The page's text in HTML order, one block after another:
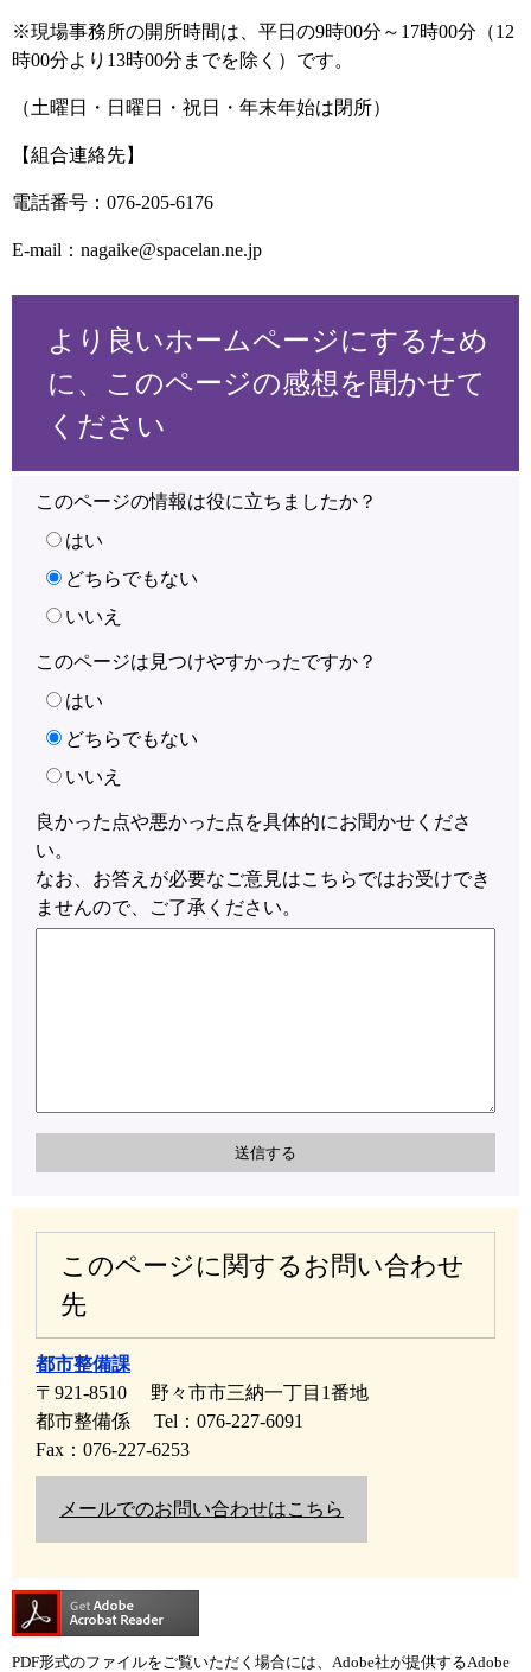
※現場事務所の開所時間は、平日の9時00分～17時00分（12
時00分より13時00分までを除く）です。
（土曜日・日曜日・祝日・年末年始は閉所）
【組合連絡先】
電話番号：076-205-6176
E-mail：nagaike@spacelan.ne.jp
より良いホームページにするため
に、このページの感想を聞かせて
ください
このページの情報は役に立ちましたか？
はい
どちらでもない
いいえ
このページは見つけやすかったですか？
はい
どちらでもない
いいえ
良かった点や悪かった点を具体的にお聞かせくださ
い。
なお、お答えが必要なご意見はこちらではお受けでき
ませんので、ご了承ください。
このページに関するお問い合わせ
先
都市整備課
〒921-8510
野々市市三納一丁目1番地
都市整備係
Tel：076-227-6091
Fax：076-227-6253
メールでのお問い合わせはこちら
PDF形式のファイルをご覧いただく場合には、Adobe社が提供するAdobe